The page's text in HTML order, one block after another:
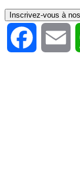
Inscrivez-vous à
Facebook